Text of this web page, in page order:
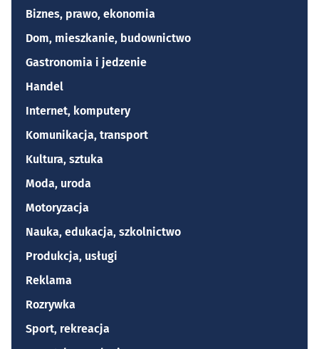
Biznes, prawo, ekonomia
Dom, mieszkanie, budownictwo
Gastronomia i jedzenie
Handel
Internet, komputery
Komunikacja, transport
Kultura, sztuka
Moda, uroda
Motoryzacja
Nauka, edukacja, szkolnictwo
Produkcja, usługi
Reklama
Rozrywka
Sport, rekreacja